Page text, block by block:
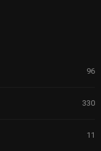
96
330
11